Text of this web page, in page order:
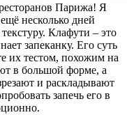
Парижа! Я
несколько дней
Клафути – это
запеканку. Его суть
их тестом, похожим на
в большой форме, а
и раскладывают
запечь его в